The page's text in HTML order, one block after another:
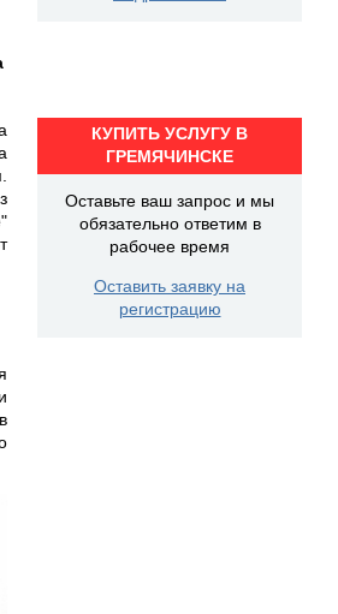
КУПИТЬ УСЛУГУ В
ГРЕМЯЧИНСКЕ
Оставьте ваш запрос и мы
обязательно ответим в
рабочее время
Оставить заявку на
регистрацию